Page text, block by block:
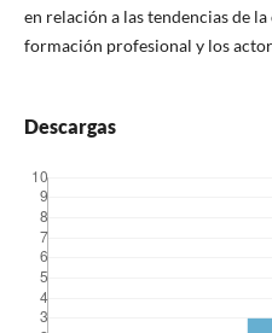
en relación a las tendencias de
formación profesional y los
Descargas